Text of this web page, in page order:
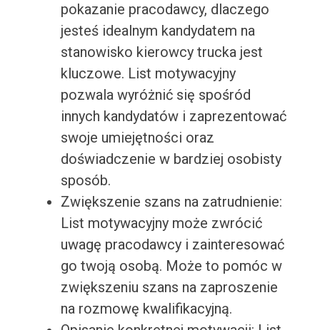
pokazanie pracodawcy, dlaczego
jesteś idealnym kandydatem na
stanowisko kierowcy trucka jest
kluczowe. List motywacyjny
pozwala wyróżnić się spośród
innych kandydatów i zaprezentować
swoje umiejętności oraz
doświadczenie w bardziej osobisty
sposób.
Zwiększenie szans na zatrudnienie:
List motywacyjny może zwrócić
uwagę pracodawcy i zainteresować
go twoją osobą. Może to pomóc w
zwiększeniu szans na zaproszenie
na rozmowę kwalifikacyjną.